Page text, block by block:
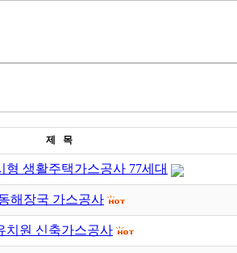
제 목
형 생활주택가스공사 77세대
해장국 가스공사
치원 신축가스공사